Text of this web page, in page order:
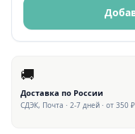
🚚
Доставка по России
СДЭК, Почта · 2-7 дней · от 350 ₽